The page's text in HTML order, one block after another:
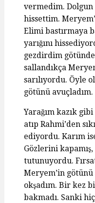
vermedim. Dolgun
hissettim.
Elimi bastırmaya
yarığını
gezdirdim
sallandıkça
sarılıyordu. Öyle
götünü avuçladım.
Yarağım kazık
atıp Rahmi’den
ediyordu. Karım
Gözlerini kapamış,
tutunuyordu.
Meryem’in götünü
okşadım. Bir kez
bakmadı. Sanki